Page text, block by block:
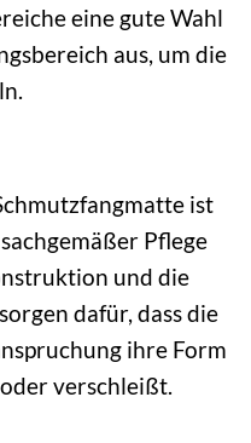
eine gute Wahl
aus, um die
ist
Pflege
und die
dafür, dass die
ihre Form
verschleißt.